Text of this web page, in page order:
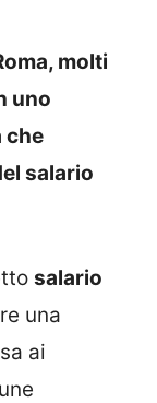
molti
uno
che
salario
salario
una
ai